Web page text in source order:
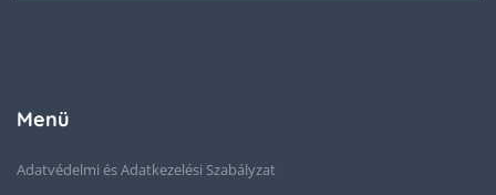
Menü
Adatvédelmi és Adatkezelési Szabályzat